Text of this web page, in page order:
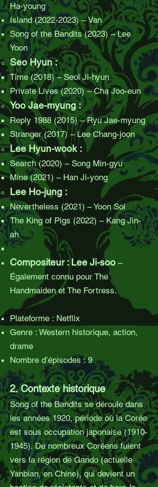
Ha-young
Island(2022-2023)– Van
Song of the Bandits (2023) – Lee
Yoon
Seo Hyun :
Time (2018) – Seol Ji-hyun
Private Lives (2020) – Cha Joo-eun
Yoo Jae-myung :
Reply 1988 (2015)– Ryu Jae-myung
Stranger (2017) – Lee Chang-joon
Lee Hyun-wook :
Search (2020) – Song Min-gyu
Mine (2021) – Han Ji-yong
Lee Ho-jung :
Nevertheless (2021) – Yoon Sol
The King of Pigs (2022) – Kang Jin-
ah
Compositeur : Lee Ji-soo –
Également connu pour The
Handmaiden et The Fortress.
Plateforme : Netflix
Genre : Western historique, action,
drame
Nombre d’épisodes : 9
2. Contexte historique
Song of the Bandits se déroule dans
les années 1920, période où la Corée
est sous occupation japonaise(1910-
1945). De nombreux Coréens fuient
vers la région de Gando (actuelle
Yanbian, en Chine), qui devient un